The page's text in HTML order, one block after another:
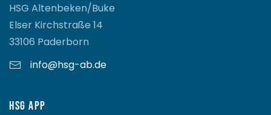
HSG Altenbeken/Buke
Elser Kirchstraße 14
33106 Paderborn
info@hsg-ab.de
HSG App